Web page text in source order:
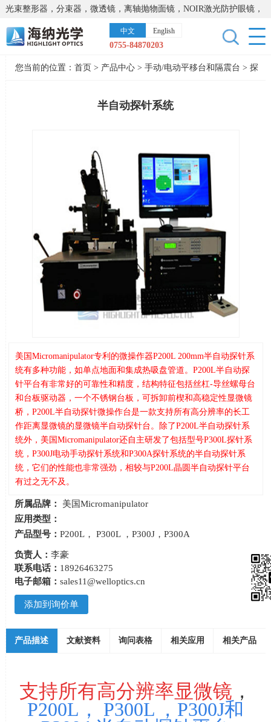
光束整形器，分束器，微透镜，离轴抛物面镜，NOIR激光防护眼镜，
太阳能模拟器，显微镜载物台，激光器，光谱仪，红外热像仪，激光
晶体
中文 English
0755-84870203
您当前的位置： 首页 > 产品中心> 手动/电动平移台和隔震台 > 探
半自动探针系统
美国Micromanipulator专利的微操作器P200L 200mm半自动探针系
统有多种功能，如单点地面和集成热吸盘管道。P200L半自动探
针平台有非常好的可靠性和精度，结构特征包括丝杠-导丝螺母台
和台板驱动器，一个不锈钢台板，可拆卸前楔和高稳定性显微镜
桥，P200L半自动探针微操作台是一款支持所有高分辨率的长工
作距离显微镜的显微镜半自动探针台。除了P200L半自动探针系
统外，美国Micromanipulator还自主研发了包括型号P300L探针系
统，P300J电动手动探针系统和P300A探针系统的半自动探针系
统，它们的性能也非常强劲，相较与P200L晶圆半自动探针平台
有过之无不及。
所属品牌：
美国Micromanipulator
应用类型：
产品型号：P200L， P300L ，P300J，P300A
负责人：李豪
联系电话： 18926463275
电子邮箱：sales11@welloptics.cn
添加到询价单
产品描述 文献资料 询问表格 相关应用 相关产品
支持所有高分辨率显微镜 ，
P200L， P300L ，P300J和